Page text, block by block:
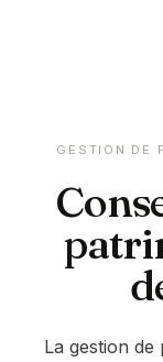
GESTION DE
La gestion